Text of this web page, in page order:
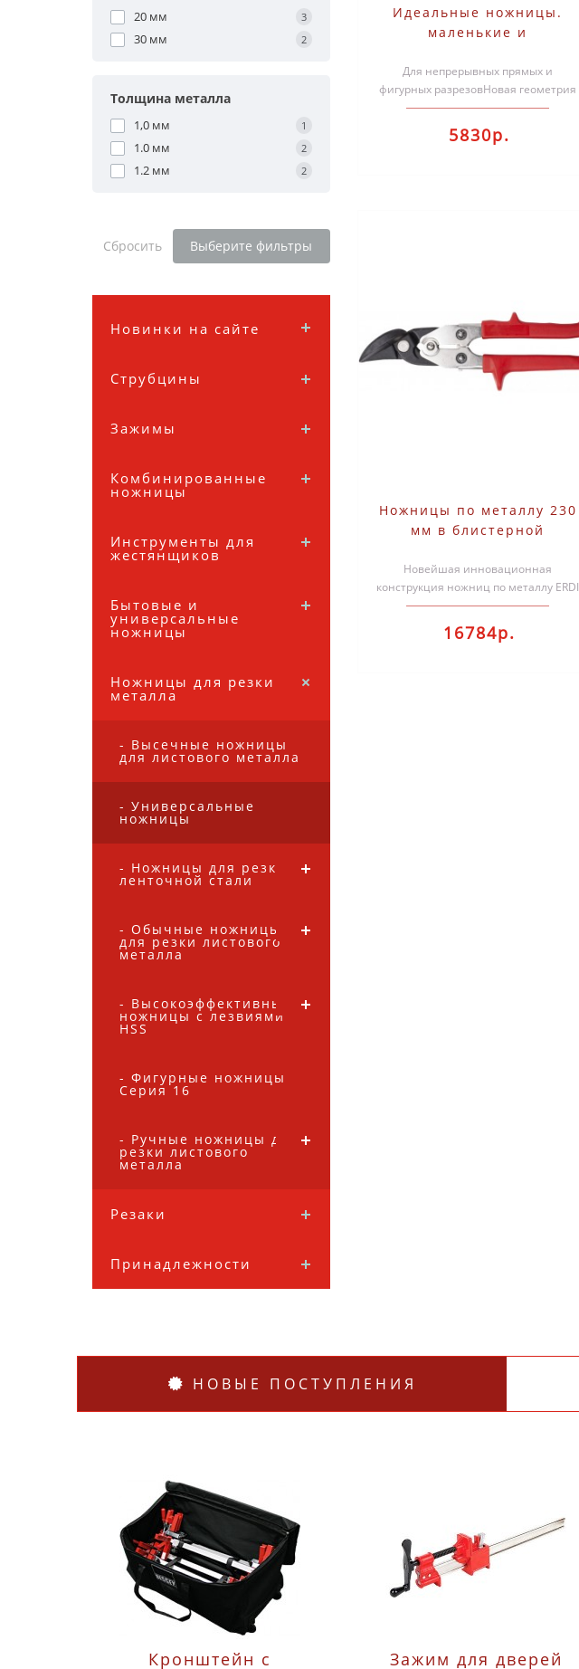
20 мм 3
30 мм 2
Толщина металла
1,0 мм 1
1.0 мм 2
1.2 мм 2
Сбросить Выберите фильтры
Новинки на сайте
Струбцины
Зажимы
Комбинированные
ножницы
Инструменты для
жестянщиков
Бытовые и
универсальные
ножницы
Ножницы для резки
металла
- Высечные ножницы
для листового металла
- Универсальные
ножницы
- Ножницы для резки
ленточной стали
- Обычные ножницы
для резки листового
металла
- Высокоэффективные
ножницы с лезвиями
HSS
- Фигурные ножницы
Серия 16
- Ручные ножницы для
резки листового
металла
Резаки
Принадлежности
Идеальные ножницы.
маленькие и
ERDI D15A
Для непрерывных прямых и
фигурных разрезовНовая геометрия
режущей головки обеспечивает
исключительно..
5830р.
Ножницы по металлу 230
мм в блистерной
D39ASS-SB
Новейшая инновационная
конструкция ножниц по металлу ERDI
Bessey D39ASS позволяет
производить резку ..
16784р.
НОВЫЕ ПОСТУПЛЕНИЯ
Кронштейн с
Зажим для дверей